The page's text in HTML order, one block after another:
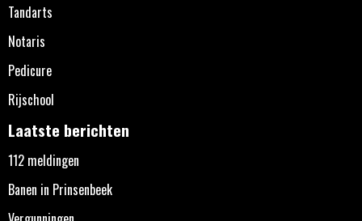
Tandarts
Notaris
Pedicure
Rijschool
Laatste berichten
112 meldingen
Banen in Prinsenbeek